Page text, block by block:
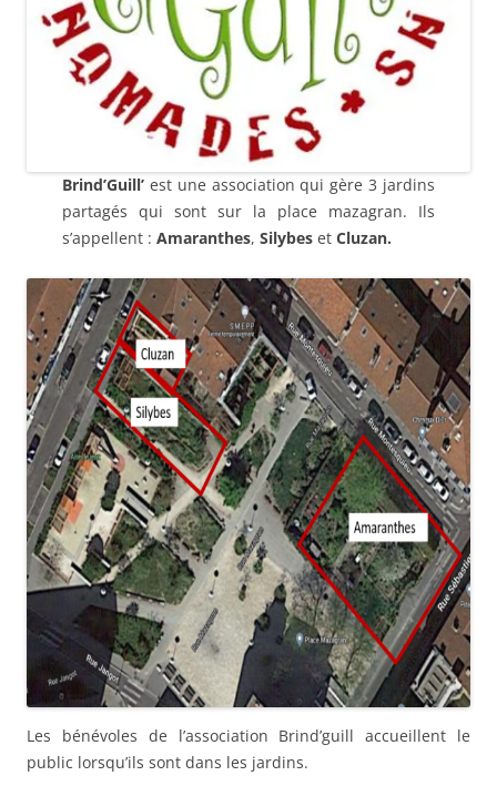
Brind’Guill’ est une association qui gère 3 jardins
partagés qui sont sur la place mazagran. Ils
s’appellent : Amaranthes, Silybes et Cluzan.
Les bénévoles de l’association Brind’guill accueillent le
public lorsqu’ils sont dans les jardins.